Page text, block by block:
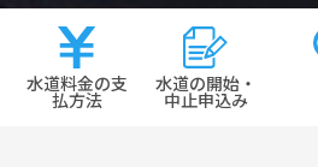
水道料金の支
払方法
水道の開始・
中止申込み